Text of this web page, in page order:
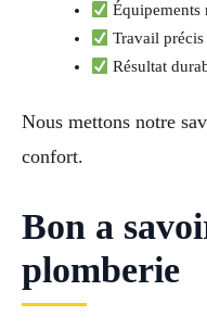
Équipements
Travail précis
Résultat
Nous mettons notre
confort.
Bon a
plomberie